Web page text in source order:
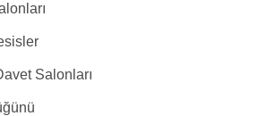
Salonları